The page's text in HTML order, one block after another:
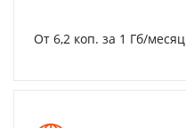
От 6,2 коп. за 1 Гб/месяц